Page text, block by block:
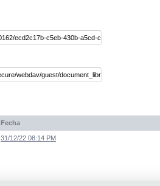
Fecha
31/12/22 08:14 PM